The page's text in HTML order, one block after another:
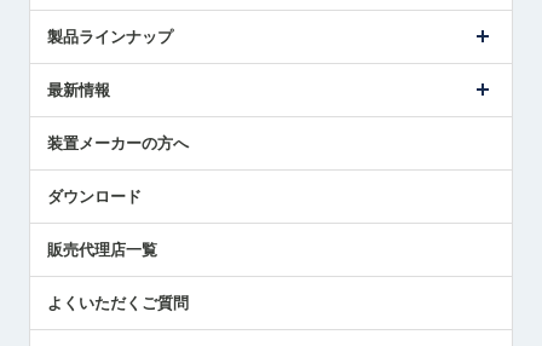
ごあいさつ
受賞履歴
採用情報
国/地域/言語
製品ラインナップ
ツールセッタ製品
エアマイクロセンサ製品
最新情報
メトロールの技術
社員ブログ
中小企業のBCP地震対策
センサのテクニカルガイド
社長ブログ
装置メーカーの方へ
ダウンロード
販売代理店一覧
よくいただくご質問